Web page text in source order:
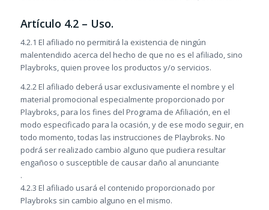
Artículo 4.2 – Uso.
4.2.1 El afiliado no permitirá la existencia de ningún
malentendido acerca del hecho de que no es el afiliado, sino
Playbroks, quien provee los productos y/o servicios.
4.2.2 El afiliado deberá usar exclusivamente el nombre y el
material promocional especialmente proporcionado por
Playbroks, para los fines del Programa de Afiliación, en el
modo especificado para la ocasión, y de ese modo seguir, en
todo momento, todas las instrucciones de Playbroks. No
podrá ser realizado cambio alguno que pudiera resultar
engañoso o susceptible de causar daño al anunciante
.
4.2.3 El afiliado usará el contenido proporcionado por
Playbroks sin cambio alguno en el mismo.